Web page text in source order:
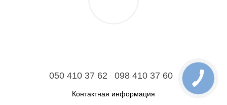
050 410 37 62 098 410 37 60
Контактная информация